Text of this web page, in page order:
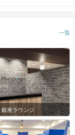
一覧
銀座ラウンジ